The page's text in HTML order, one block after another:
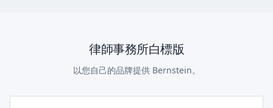
律師事務所白標版
以您自己的品牌提供 Bernstein。